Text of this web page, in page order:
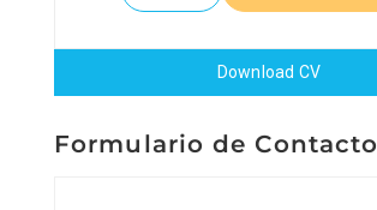
Download CV
Formulario de Contacto